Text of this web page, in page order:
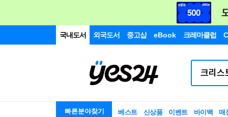
국내도서 외국도서 중고샵 eBook 크레마클럽
빠른분야찾기 베스트 신상품 이벤트 바이백 매